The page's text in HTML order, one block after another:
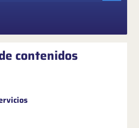
contenidos